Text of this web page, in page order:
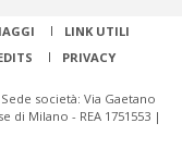
LINK UTILI
PRIVACY
società: Via Gaetano
di Milano - REA 1751553 |